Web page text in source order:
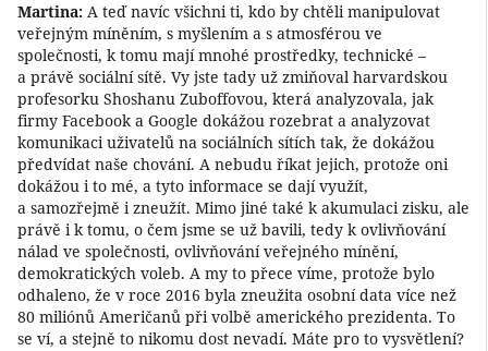
Martina: A teď navíc všichni ti, kdo by chtěli manipulovat
veřejným míněním, s myšlením a s atmosférou ve
společnosti, k tomu mají mnohé prostředky, technické –
a právě sociální sítě. Vy jste tady už zmiňoval harvardskou
profesorku Shoshanu Zuboffovou, která analyzovala, jak
firmy Facebook a Google dokážou rozebrat a analyzovat
komunikaci uživatelů na sociálních sítích tak, že dokážou
předvídat naše chování. A nebudu říkat jejich, protože oni
dokážou i to mé, a tyto informace se dají využít,
a samozřejmě i zneužít. Mimo jiné také k akumulaci zisku, ale
právě i k tomu, o čem jsme se už bavili, tedy k ovlivňování
nálad ve společnosti, ovlivňování veřejného mínění,
demokratických voleb. A my to přece víme, protože bylo
odhaleno, že v roce 2016 byla zneužita osobní data více než
80 miliónů Američanů při volbě amerického prezidenta. To
se ví, a stejně to nikomu dost nevadí. Máte pro to vysvětlení?